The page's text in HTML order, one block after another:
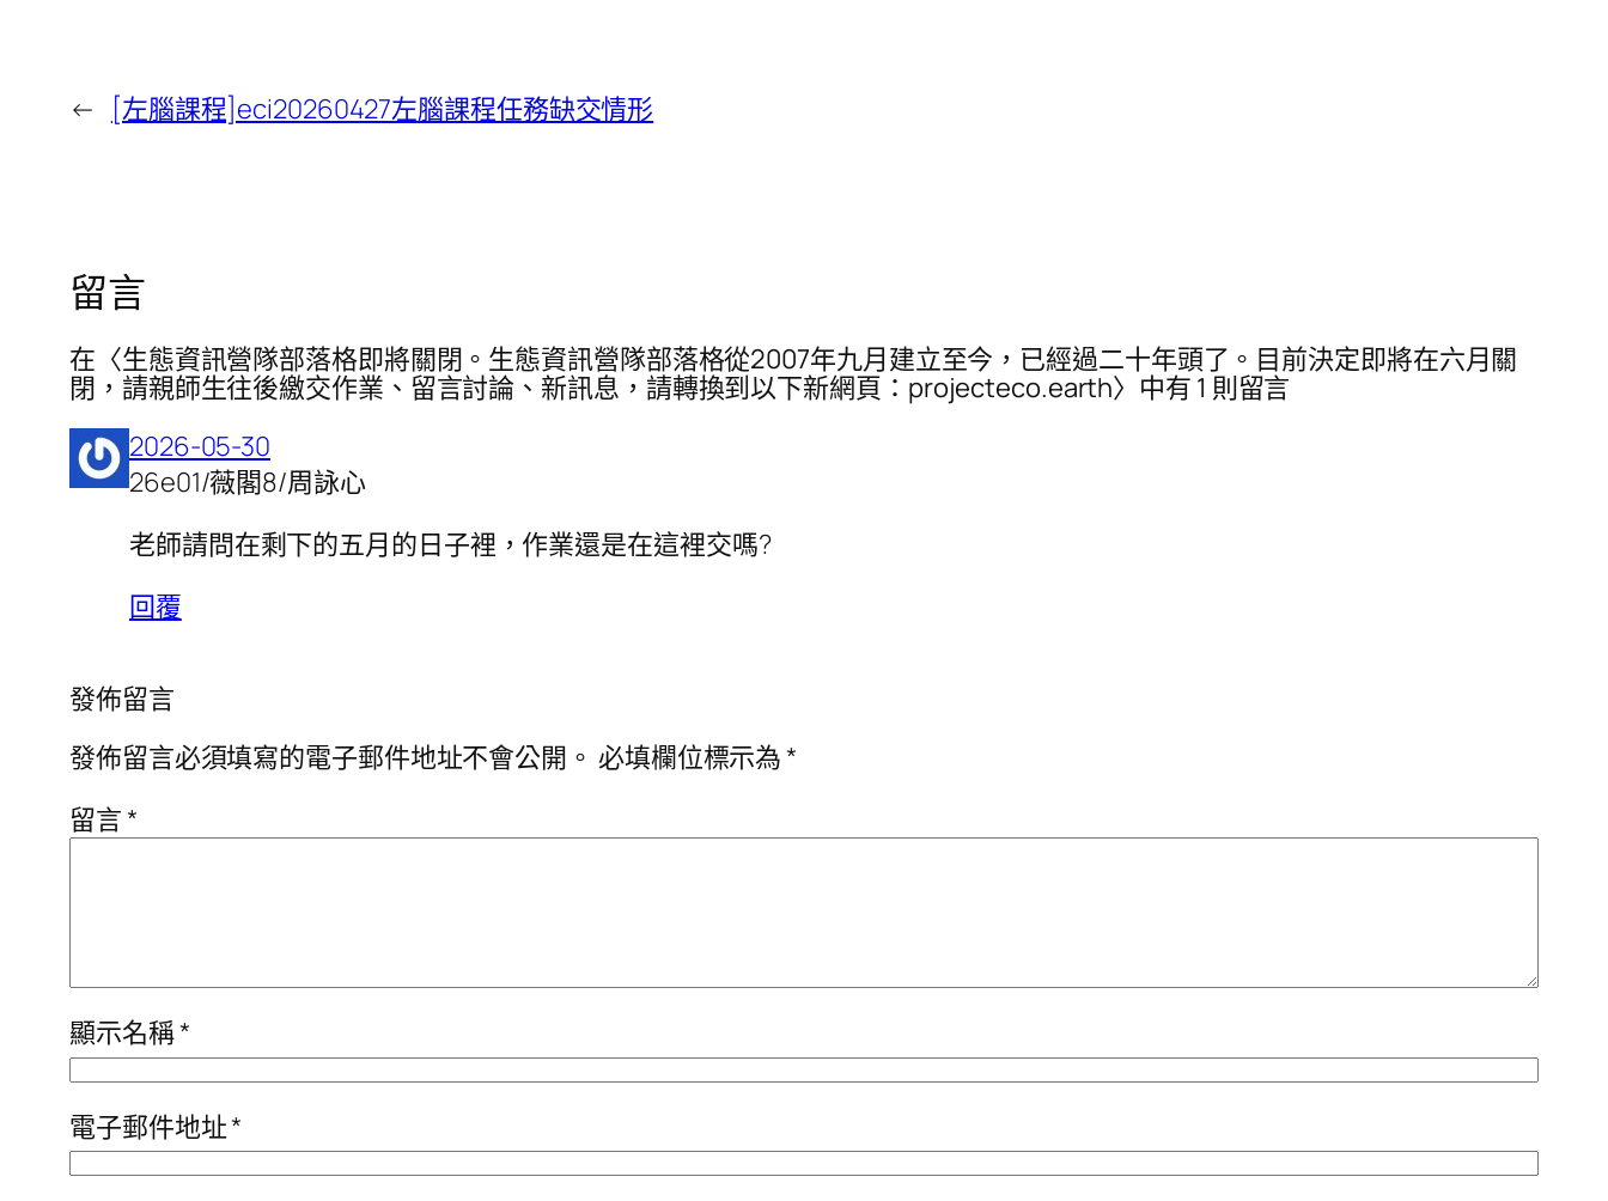
← [左腦課程]eci20260427左腦課程任務缺交情形
留言
在〈生態資訊營隊部落格即將關閉。生態資訊營隊部落格從2007年九月建立至今，已經過二十年頭了。目前決定即將在六月關
閉，請親師生往後繳交作業、留言討論、新訊息，請轉換到以下新網頁：projecteco.earth〉中有 1 則留言
2026-05-30
26e01/薇閣8/周詠心
老師請問在剩下的五月的日子裡，作業還是在這裡交嗎?
回覆
發佈留言
發佈留言必須填寫的電子郵件地址不會公開。 必填欄位標示為*
留言*
顯示名稱*
電子郵件地址*